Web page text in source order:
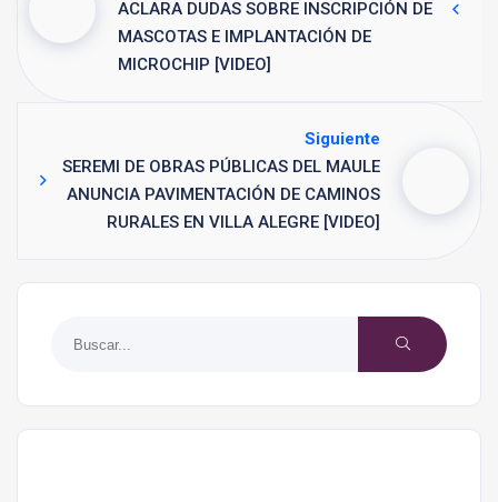
ACLARA DUDAS SOBRE INSCRIPCIÓN DE
MASCOTAS E IMPLANTACIÓN DE
MICROCHIP [VIDEO]
Siguiente
SEREMI DE OBRAS PÚBLICAS DEL MAULE
ANUNCIA PAVIMENTACIÓN DE CAMINOS
RURALES EN VILLA ALEGRE [VIDEO]